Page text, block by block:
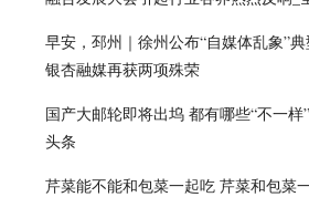
早安，邳州｜徐州公布“自媒体乱象”典
银杏融媒再获两项殊荣
国产大邮轮即将出坞 都有哪些“不一样
头条
芹菜能不能和包菜一起吃 芹菜和包菜